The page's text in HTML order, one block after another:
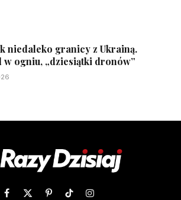
niedaleko granicy z Ukrainą.
w ogniu, „dziesiątki dronów”